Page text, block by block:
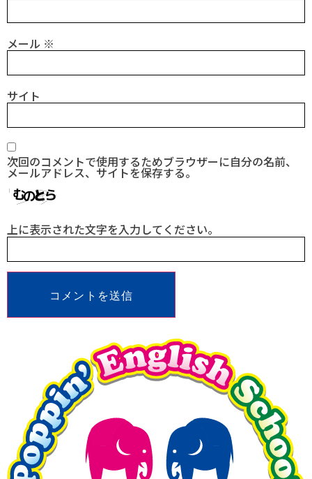
メール ※
サイト
次回のコメントで使用するためブラウザーに自分の名前、
メールアドレス、サイトを保存する。
上に表示された文字を入力してください。